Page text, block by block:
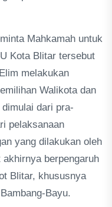
Mahkamah untuk
Kota Blitar tersebut
melakukan
Walikota dan
dari pra-
pelaksanaan
yang dilakukan oleh
berpengaruh
Blitar, khususnya
Bayu.